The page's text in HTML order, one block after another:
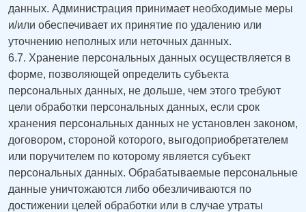
данных. Администрация принимает необходимые меры
и/или обеспечивает их принятие по удалению или
уточнению неполных или неточных данных.
6.7. Хранение персональных данных осуществляется в
форме, позволяющей определить субъекта
персональных данных, не дольше, чем этого требуют
цели обработки персональных данных, если срок
хранения персональных данных не установлен законом,
договором, стороной которого, выгодоприобретателем
или поручителем по которому является субъект
персональных данных. Обрабатываемые персональные
данные уничтожаются либо обезличиваются по
достижении целей обработки или в случае утраты